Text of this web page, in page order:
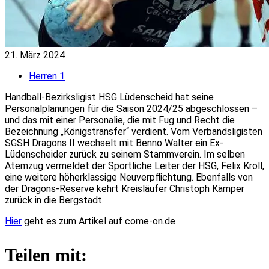
21. März 2024
Herren 1
Handball-Bezirksligist HSG Lüdenscheid hat seine
Personalplanungen für die Saison 2024/25 abgeschlossen –
und das mit einer Personalie, die mit Fug und Recht die
Bezeichnung „Königstransfer“ verdient. Vom Verbandsligisten
SGSH Dragons II wechselt mit Benno Walter ein Ex-
Lüdenscheider zurück zu seinem Stammverein. Im selben
Atemzug vermeldet der Sportliche Leiter der HSG, Felix Kroll,
eine weitere höherklassige Neuverpflichtung. Ebenfalls von
der Dragons-Reserve kehrt Kreisläufer Christoph Kämper
zurück in die Bergstadt.
Hier geht es zum Artikel auf come-on.de
Teilen mit: